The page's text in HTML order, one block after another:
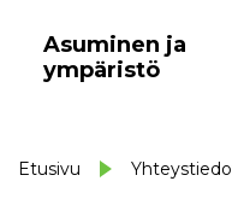
Asuminen ja
ympäristö
Etusivu